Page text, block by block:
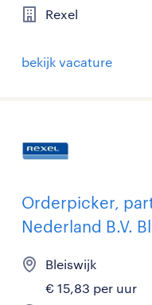
Rexel
bekijk vacature
Orderpicker,
Nederland B.V.
Bleiswijk
€ 15,83 per uur